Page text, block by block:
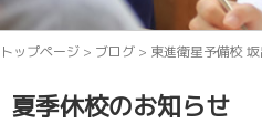
トップページ > ブログ > 東進衛星予備校
夏季休校のお知らせ